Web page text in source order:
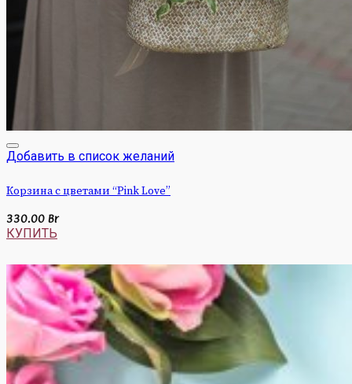
Добавить в список желаний
Корзина с цветами “Pink Love”
330.00 Br
КУПИТЬ